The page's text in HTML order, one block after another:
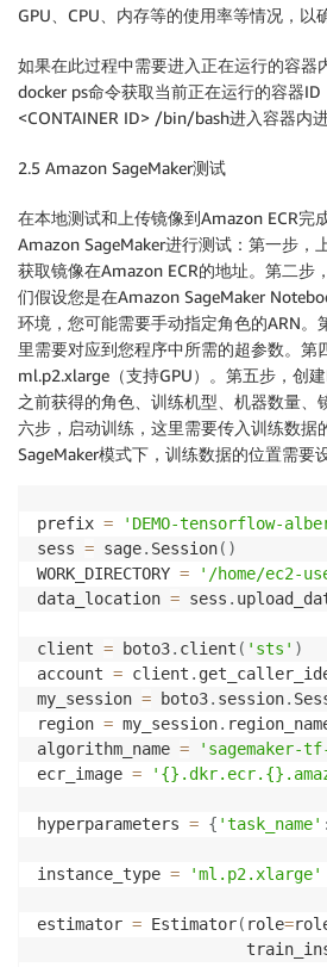
GPU、CPU、内存等的使用率等情况，以
如果在此过程中需要进入正在运行的容器
docker ps命令获取当前正在运行的容器
<CONTAINER ID> /bin/bash进入容器内进
2.5 Amazon SageMaker测试
在本地测试和上传镜像到Amazon ECR完
Amazon SageMaker进行测试：第一步，
获取镜像在Amazon ECR的地址。第二步
们假设您是在Amazon SageMaker
环境，您可能需要手动指定角色的ARN。
里需要对应到您程序中所需的超参数。第
ml.p2.xlarge（支持GPU）。第五步，创
之前获得的角色、训练机型、机器数量、
六步，启动训练，这里需要传入训练数据
SageMaker模式下，训练数据的位置需要
prefix =
'DEMO-tensorflow-
sess = sage. Session( )
WORK_DIRECTORY =
'/home/ec2-
data_location = sess .
client = boto3. client ( 'sts' )
account = client .
my_session = boto3. session.
region = my_session.
algorithm_name =
'sagemaker-
ecr_image =
hyperparameters = { 'task_name' :
instance_type = 'ml.p2.xlarge'
estimator = Estimator( role=